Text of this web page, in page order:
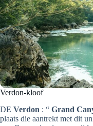
Verdon-kloof
DE Verdon : “ Grand
plaats die aantrekt met dit